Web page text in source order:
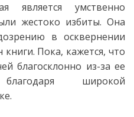
является умственно
жестоко избиты. Она
в осквернении
Пока, кажется, что
благосклонно из-за ее
широкой